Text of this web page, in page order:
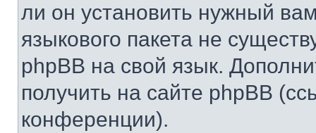
ли он установить нужный
языкового пакета не
phpBB на свой язык.
получить на сайте phpBB
конференции).